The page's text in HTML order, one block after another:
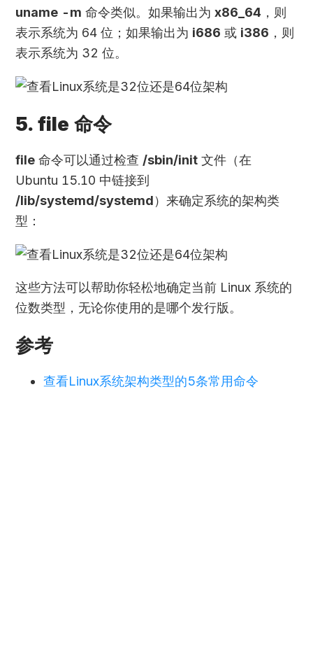
uname -m 命令类似。如果输出为x86_64 ，则
表示系统为 64 位；如果输出为 i686 或 i386 ，则
表示系统为 32 位。
5. file 命令
file 命令可以通过检查 /sbin/init 文件（在
Ubuntu 15.10 中链接到
/lib/systemd/systemd）来确定系统的架构类
型：
这些方法可以帮助你轻松地确定当前 Linux 系统的
位数类型，无论你使用的是哪个发行版。
参考
查看Linux系统架构类型的5条常用命令